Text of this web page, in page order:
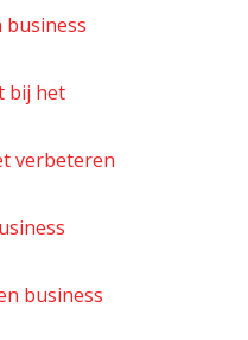
business
bij het
verbeteren
business